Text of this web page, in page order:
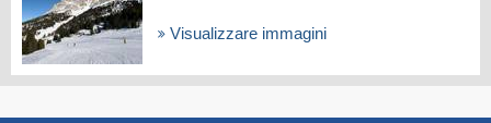
Visualizzare immagini